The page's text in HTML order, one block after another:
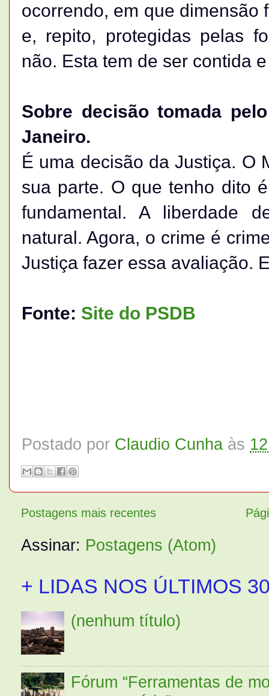
ocorrendo, em que dimensão
e, repito, protegidas pelas
não. Esta tem de ser contida
Sobre decisão tomada
Janeiro.
É uma decisão da Justiça. O
sua parte. O que tenho dito
fundamental. A liberdade
natural. Agora, o crime é
Justiça fazer essa avaliação.
Fonte: Site do PSDB
Postado por Claudio Cunha às
Postagens mais recentes
Assinar: Postagens (Atom)
+ LIDAS NOS ÚLTIMOS
(nenhum título)
Fórum “Ferramentas de